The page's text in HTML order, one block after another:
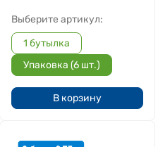
Выберите артикул:
1 бутылка
Упаковка (6 шт.)
В корзину